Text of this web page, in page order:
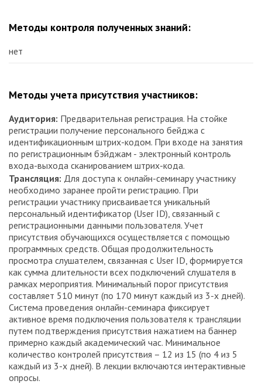
Методы контроля полученных знаний:
нет
Методы учета присутствия участников:
Аудитория: Предварительная регистрация. На стойке
регистрации получение персонального бейджа с
идентификационным штрих-кодом. При входе на занятия
по регистрационным бэйджам - электронный контроль
входа-выхода сканированием штрих-кода.
Трансляция: Для доступа к онлайн-семинару участнику
необходимо заранее пройти регистрацию. При
регистрации участнику присваивается уникальный
персональный идентификатор (User ID), связанный с
регистрационными данными пользователя. Учет
присутствия обучающихся осуществляется с помощью
программных средств. Общая продолжительность
просмотра слушателем, связанная с User ID, формируется
как сумма длительности всех подключений слушателя в
рамках мероприятия. Минимальный порог присутствия
составляет 510 минут (по 170 минут каждый из 3-х дней).
Система проведения онлайн-семинара фиксирует
активное время подключения пользователя к трансляции
путем подтверждения присутствия нажатием на баннер
примерно каждый академический час. Минимальное
количество контролей присутствия – 12 из 15 (по 4 из 5
каждый из 3-х дней). В лекции включаются интерактивные
опросы.